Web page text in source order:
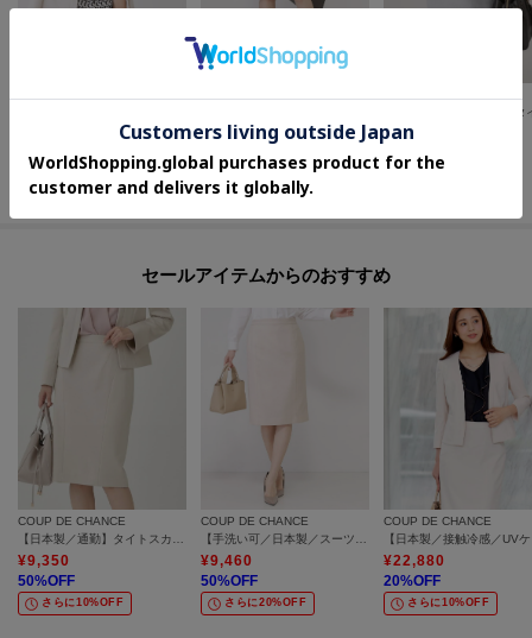
50%OFF
さらに10%OFF
¥7,920
60
¥5,280
70
%OFF
セールアイテムからのおすすめ
COUP DE CHANCE
【日本製／通勤】タイトスカート
¥9,350
50%OFF
さらに10%OFF
COUP DE CHANCE
【手洗い可／日本製／スーツ可】タイトシルエットスカート
¥9,460
50%OFF
さらに20%OFF
COUP DE CHANCE
¥22,880
20%OFF
さらに10%OFF